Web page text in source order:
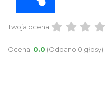
Twoja ocena:
Ocena: 0.0 (Oddano 0 głosy)